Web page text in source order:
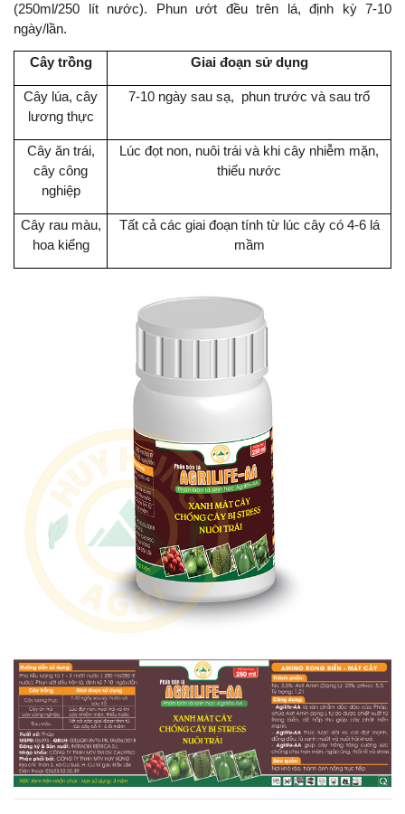
(250ml/250 lít nước). Phun ướt đều trên lá, định kỳ 7-10
ngày/lần.
Cây trồng Giai đoạn sử dụng
Cây lúa, cây
lương thực
7-10 ngày sau sạ, phun trước và sau trổ
Cây ăn trái,
cây công
nghiệp
Lúc đọt non, nuôi trái và khi cây nhiễm mặn,
thiếu nước
Cây rau màu,
hoa kiểng
Tất cả các giai đoạn tính từ lúc cây có 4-6 lá
mầm